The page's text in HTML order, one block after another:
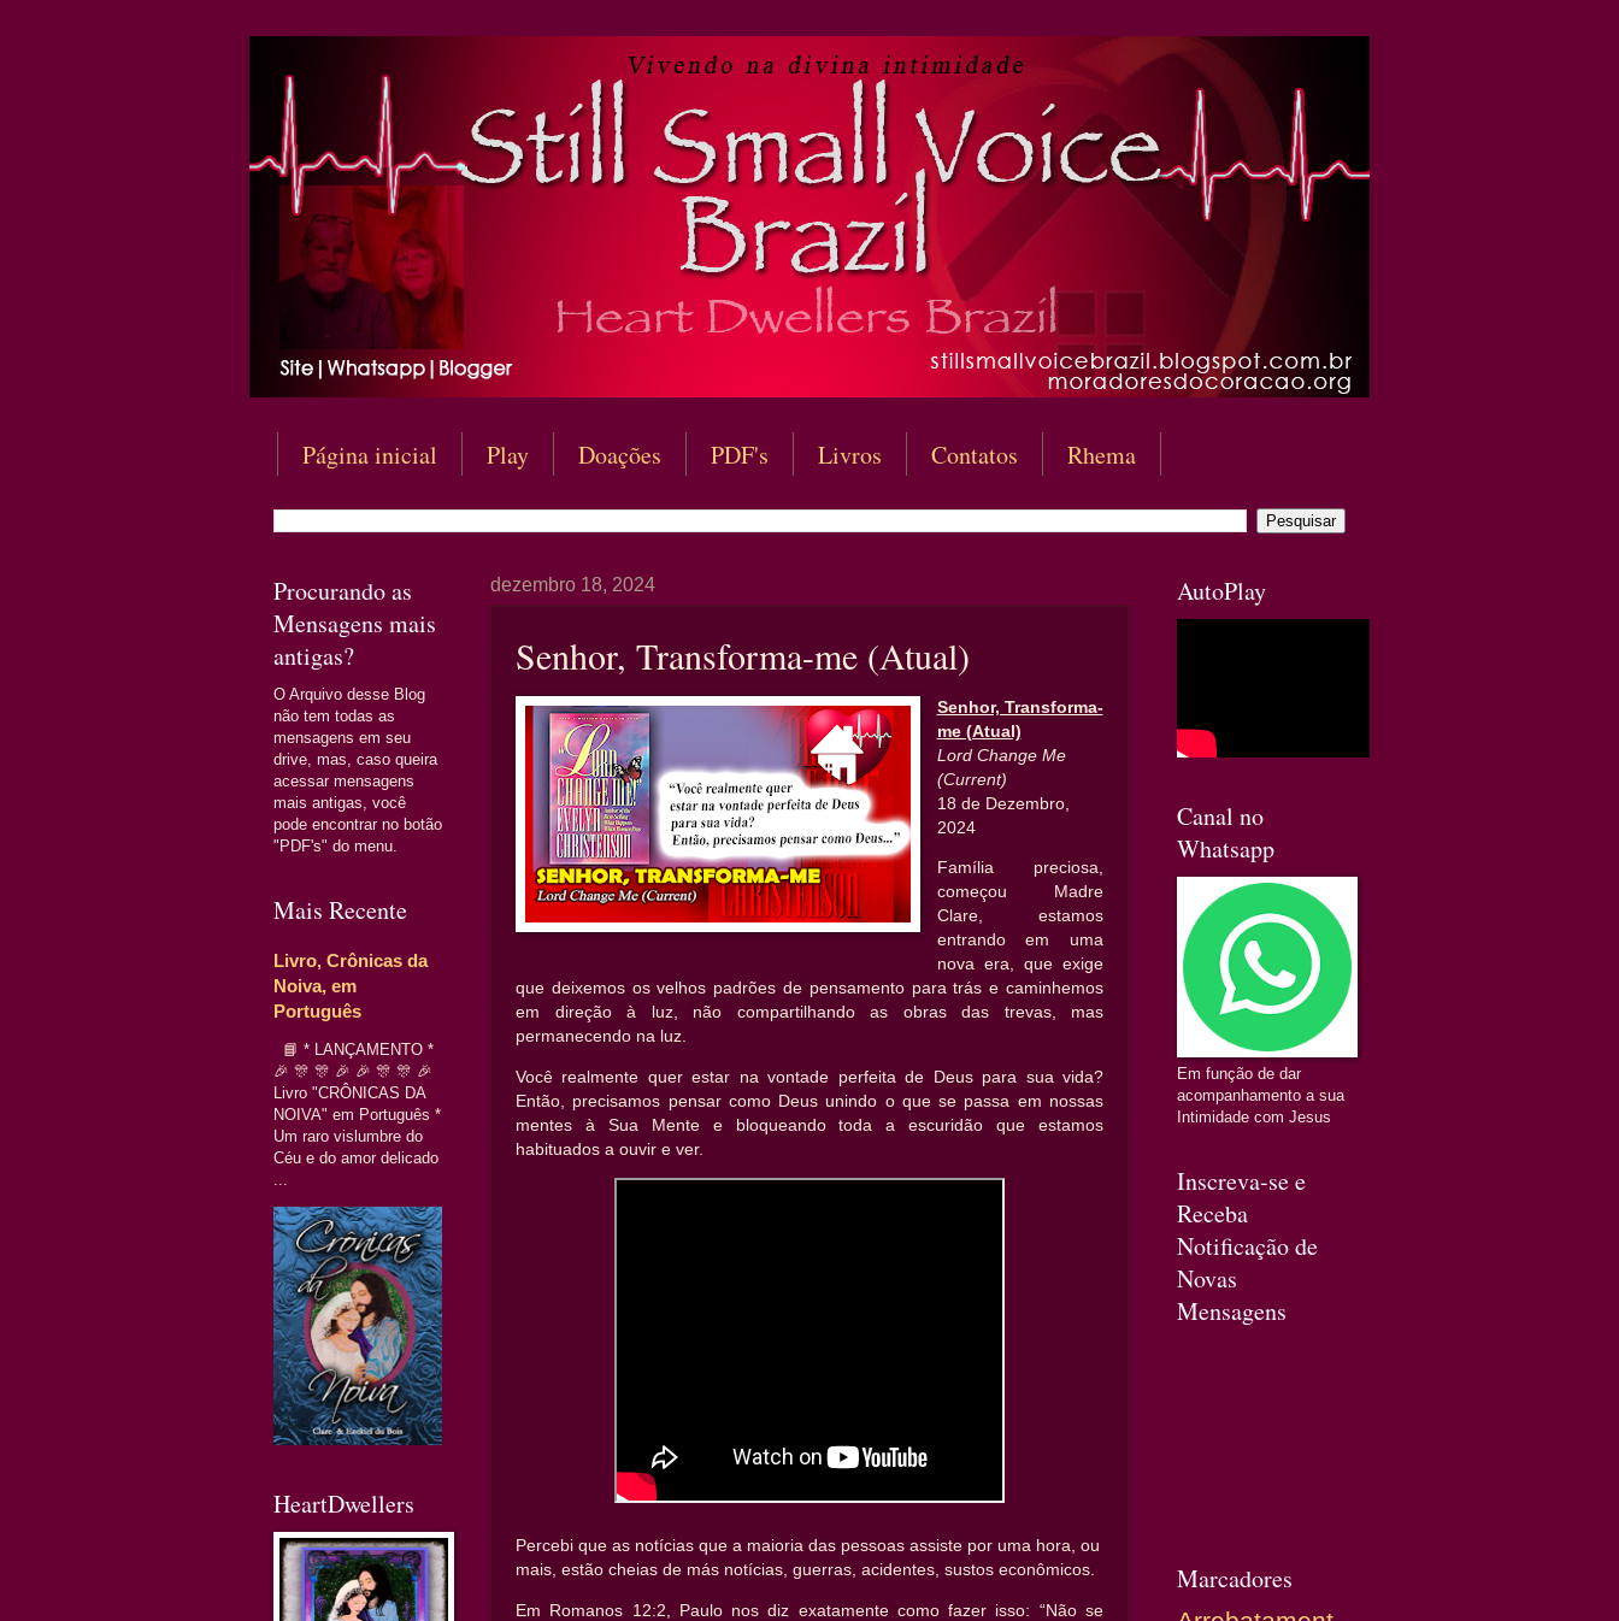
Página inicial Play Doações PDF's Livros Contatos Rhema
dezembro 18, 2024
Senhor, Transforma-me (Atual)
Senhor, Transforma-
me (Atual)
Lord Change Me
(Current)
18 de Dezembro,
2024
Família preciosa,
começou Madre
Clare, estamos
entrando em uma
nova era, que exige
que deixemos os velhos padrões de pensamento para trás e caminhemos
em direção à luz, não compartilhando as obras das trevas, mas
permanecendo na luz.
Você realmente quer estar na vontade perfeita de Deus para sua vida?
Então, precisamos pensar como Deus unindo o que se passa em nossas
mentes à Sua Mente e bloqueando toda a escuridão que estamos
habituados a ouvir e ver.
Percebi que as notícias que a maioria das pessoas assiste por uma hora, ou
mais, estão cheias de más notícias, guerras, acidentes, sustos econômicos.
Em Romanos 12:2, Paulo nos diz exatamente como fazer isso: “Não se
Procurando as
Mensagens mais
antigas?
O Arquivo desse Blog
não tem todas as
mensagens em seu
drive, mas, caso queira
acessar mensagens
mais antigas, você
pode encontrar no botão
"PDF's" do menu.
Mais Recente
Livro, Crônicas da
Noiva, em
Português
📘 * LANÇAMENTO *
🎉 🎊 🎊 🎉 🎉 🎊 🎊 🎉
Livro "CRÔNICAS DA
NOIVA" em Português *
Um raro vislumbre do
Céu e do amor delicado
HeartDwellers
AutoPlay
Canal no
Whatsapp
Em função de dar
acompanhamento a sua
Intimidade com Jesus
Inscreva-se e
Receba
Notificação de
Novas
Mensagens
Marcadores